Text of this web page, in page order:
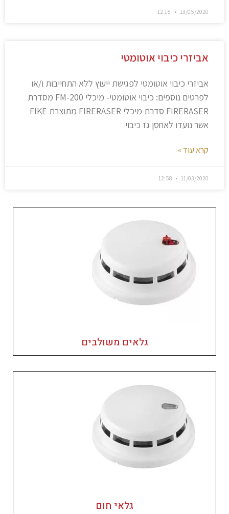
13/05/2020
אביזרי כיבוי אוטומטי
אביזרי כיבוי אוטומטי לפגישת ייעוץ ללא התחייבות ו/או
לפרטים נוספים: כיבוי אוטומטי- מיכלי FM-200 מסדרת
FIRERASER סדרת מיכלי FIRERASER מתוצרת FIKE
אשר נועדו לאחסן גז כיבוי
קרא עוד »
11/03/2020
גלאים משולבים
גלאי חום